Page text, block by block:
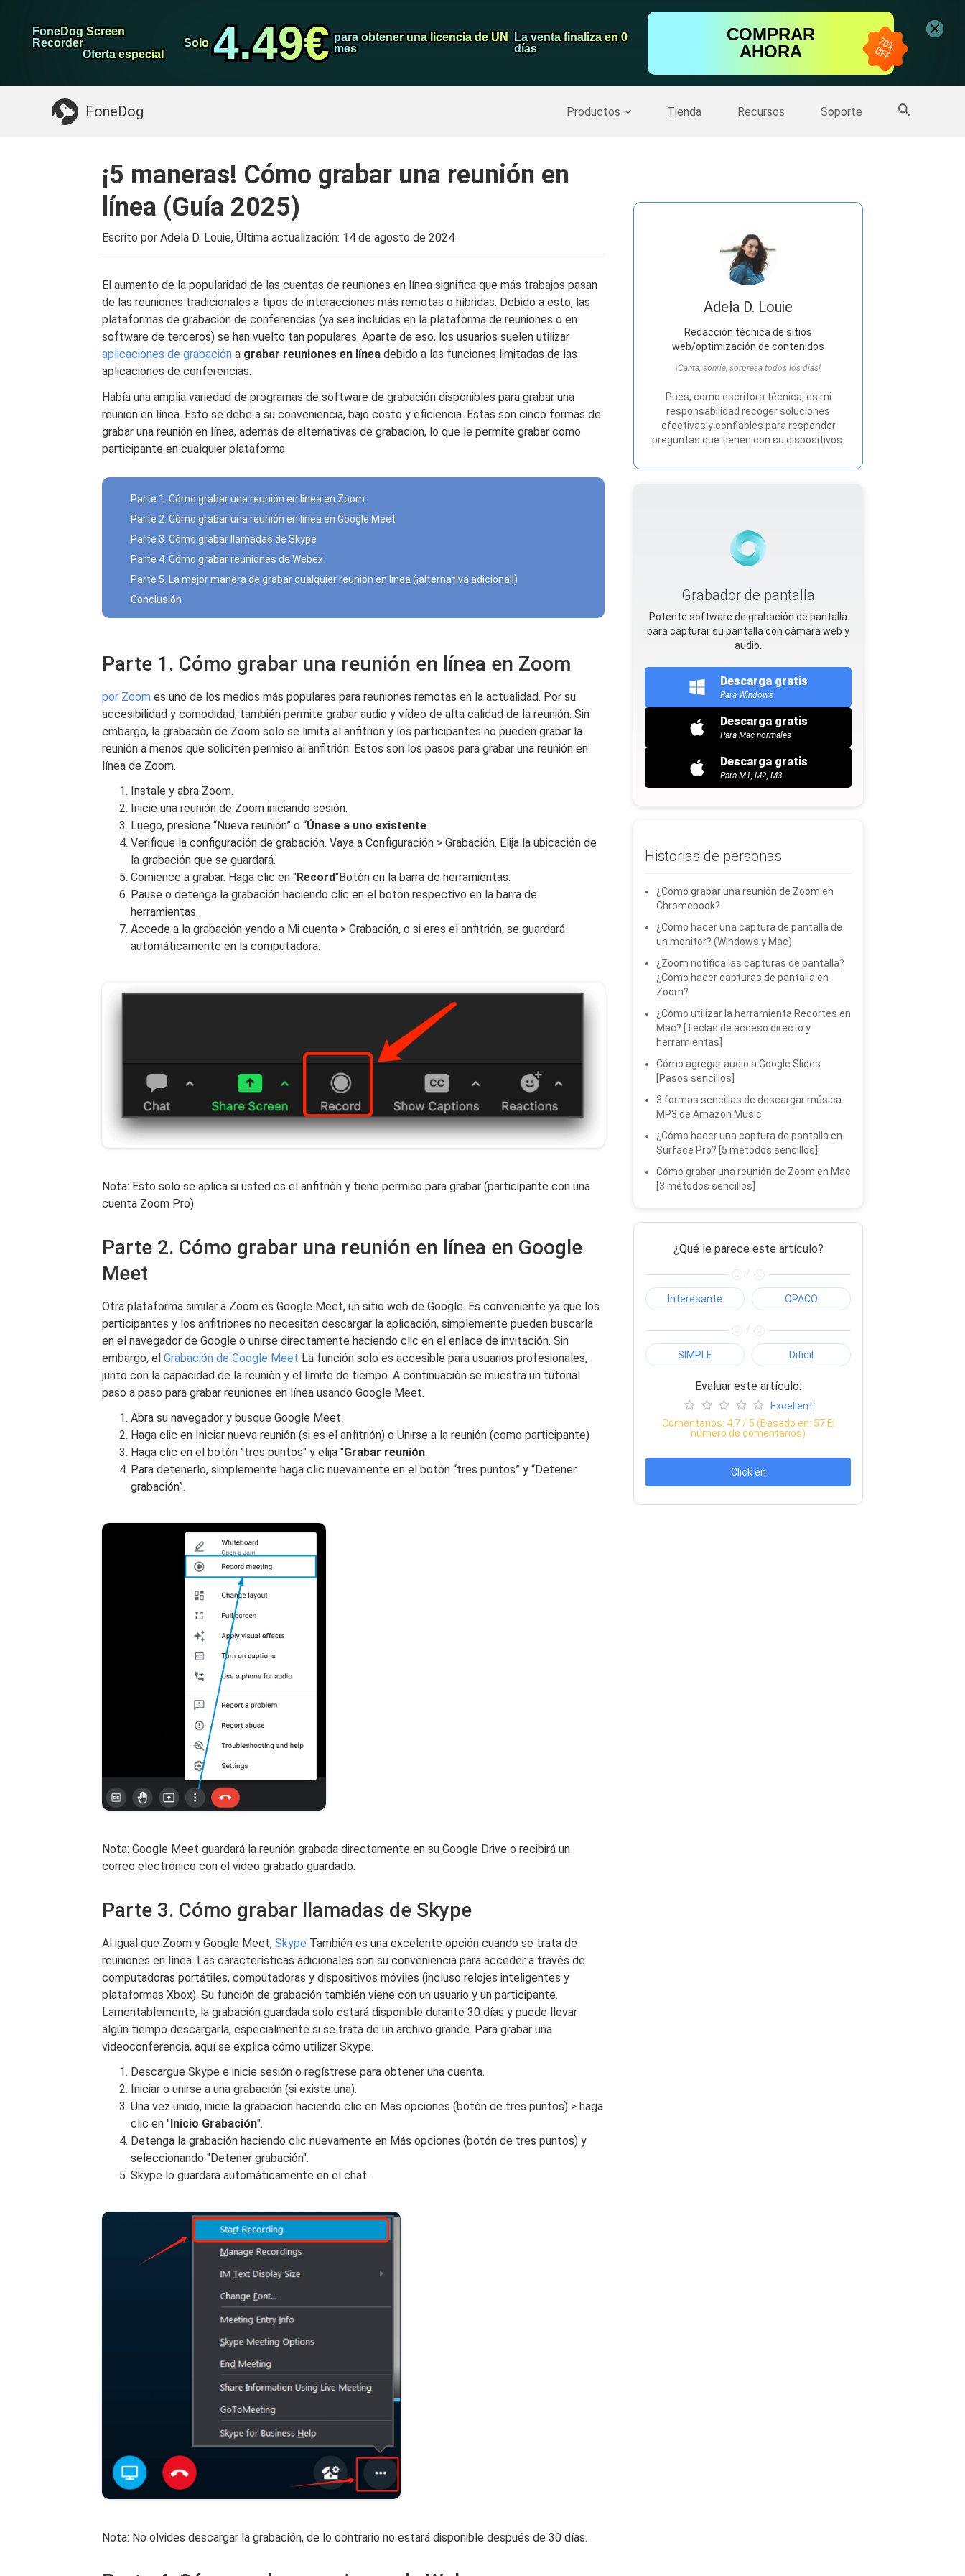
FoneDog Screen
Recorder
FoneDog Screen
Recorder
Oferta especial
Oferta especial
Solo
Solo 4.49€
4.49€ para obtener una licencia de UN
mes
para obtener una licencia de UN
mes
La venta finaliza en 0
días
La venta finaliza en 0
días
COMPRAR
AHORA
FoneDog Productos Tienda Recursos Soporte
Limpiador de iPhone
Algo que puede necesitar: Copia de seguridad del iPhone >> Más productos
¡5 maneras! Cómo grabar una reunión en
línea (Guía 2025)
Escrito por Adela D. Louie, Última actualización: 14 de agosto de 2024
El aumento de la popularidad de las cuentas de reuniones en línea significa que más trabajos pasan
de las reuniones tradicionales a tipos de interacciones más remotas o híbridas. Debido a esto, las
plataformas de grabación de conferencias (ya sea incluidas en la plataforma de reuniones o en
software de terceros) se han vuelto tan populares. Aparte de eso, los usuarios suelen utilizar
aplicaciones de grabación a grabar reuniones en línea debido a las funciones limitadas de las
aplicaciones de conferencias.
Había una amplia variedad de programas de software de grabación disponibles para grabar una
reunión en línea. Esto se debe a su conveniencia, bajo costo y eficiencia. Estas son cinco formas de
grabar una reunión en línea, además de alternativas de grabación, lo que le permite grabar como
participante en cualquier plataforma.
Parte 1. Cómo grabar una reunión en línea en Zoom
Parte 2. Cómo grabar una reunión en línea en Google Meet
Parte 3. Cómo grabar llamadas de Skype
Parte 4. Cómo grabar reuniones de Webex
Parte 5. La mejor manera de grabar cualquier reunión en línea (¡alternativa adicional!)
Conclusión
Parte 1. Cómo grabar una reunión en línea en Zoom
por Zoom es uno de los medios más populares para reuniones remotas en la actualidad. Por su
accesibilidad y comodidad, también permite grabar audio y vídeo de alta calidad de la reunión. Sin
embargo, la grabación de Zoom solo se limita al anfitrión y los participantes no pueden grabar la
reunión a menos que soliciten permiso al anfitrión. Estos son los pasos para grabar una reunión en
línea de Zoom.
Instale y abra Zoom.
Inicie una reunión de Zoom iniciando sesión.
Luego, presione “Nueva reunión” o “Únase a uno existente.
Verifique la configuración de grabación. Vaya a Configuración > Grabación. Elija la ubicación de
la grabación que se guardará.
Comience a grabar. Haga clic en "Record"Botón en la barra de herramientas.
Pause o detenga la grabación haciendo clic en el botón respectivo en la barra de
herramientas.
Accede a la grabación yendo a Mi cuenta > Grabación, o si eres el anfitrión, se guardará
automáticamente en la computadora.
Nota: Esto solo se aplica si usted es el anfitrión y tiene permiso para grabar (participante con una
cuenta Zoom Pro).
Parte 2. Cómo grabar una reunión en línea en Google
Meet
Otra plataforma similar a Zoom es Google Meet, un sitio web de Google. Es conveniente ya que los
participantes y los anfitriones no necesitan descargar la aplicación, simplemente pueden buscarla
en el navegador de Google o unirse directamente haciendo clic en el enlace de invitación. Sin
embargo, el Grabación de Google Meet La función solo es accesible para usuarios profesionales,
junto con la capacidad de la reunión y el límite de tiempo. A continuación se muestra un tutorial
paso a paso para grabar reuniones en línea usando Google Meet.
Abra su navegador y busque Google Meet.
Haga clic en Iniciar nueva reunión (si es el anfitrión) o Unirse a la reunión (como participante)
Haga clic en el botón "tres puntos" y elija "Grabar reunión.
Para detenerlo, simplemente haga clic nuevamente en el botón “tres puntos” y “Detener
grabación”.
Nota: Google Meet guardará la reunión grabada directamente en su Google Drive o recibirá un
correo electrónico con el video grabado guardado.
Parte 3. Cómo grabar llamadas de Skype
Al igual que Zoom y Google Meet, Skype También es una excelente opción cuando se trata de
reuniones en línea. Las características adicionales son su conveniencia para acceder a través de
computadoras portátiles, computadoras y dispositivos móviles (incluso relojes inteligentes y
plataformas Xbox). Su función de grabación también viene con un usuario y un participante.
Lamentablemente, la grabación guardada solo estará disponible durante 30 días y puede llevar
algún tiempo descargarla, especialmente si se trata de un archivo grande. Para grabar una
videoconferencia, aquí se explica cómo utilizar Skype.
Descargue Skype e inicie sesión o regístrese para obtener una cuenta.
Iniciar o unirse a una grabación (si existe una).
Una vez unido, inicie la grabación haciendo clic en Más opciones (botón de tres puntos) > haga
clic en "Inicio Grabación".
Detenga la grabación haciendo clic nuevamente en Más opciones (botón de tres puntos) y
seleccionando "Detener grabación".
Skype lo guardará automáticamente en el chat.
Nota: No olvides descargar la grabación, de lo contrario no estará disponible después de 30 días.
Adela D. Louie
Redacción técnica de sitios
web/optimización de contenidos
¡Canta, sonríe, sorpresa todos los días!
Pues, como escritora técnica, es mi
responsabilidad recoger soluciones
efectivas y confiables para responder
preguntas que tienen con su dispositivos.
Grabador de pantalla
Potente software de grabación de pantalla
para capturar su pantalla con cámara web y
audio.
Descarga gratis
Para Windows
Descarga gratis
Para Mac normales
Descarga gratis
Para M1, M2, M3
Historias de personas
¿Cómo grabar una reunión de Zoom en
Chromebook?
¿Cómo hacer una captura de pantalla de
un monitor? (Windows y Mac)
¿Zoom notifica las capturas de pantalla?
¿Cómo hacer capturas de pantalla en
Zoom?
¿Cómo utilizar la herramienta Recortes en
Mac? [Teclas de acceso directo y
herramientas]
Cómo agregar audio a Google Slides
[Pasos sencillos]
3 formas sencillas de descargar música
MP3 de Amazon Music
¿Cómo hacer una captura de pantalla en
Surface Pro? [5 métodos sencillos]
Cómo grabar una reunión de Zoom en Mac
[3 métodos sencillos]
¿Qué le parece este artículo?
/
Interesante OPACO
/
SIMPLE Dificil
Evaluar este artículo:
Excellent
Comentarios: 4.7/ 5 (Basado en: 57El
número de comentarios)
Click en